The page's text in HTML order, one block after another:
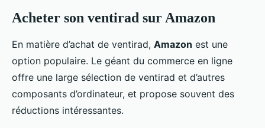
Acheter son ventirad sur Amazon
En matière d’achat de ventirad, Amazon est une
option populaire. Le géant du commerce en ligne
offre une large sélection de ventirad et d’autres
composants d’ordinateur, et propose souvent des
réductions intéressantes.